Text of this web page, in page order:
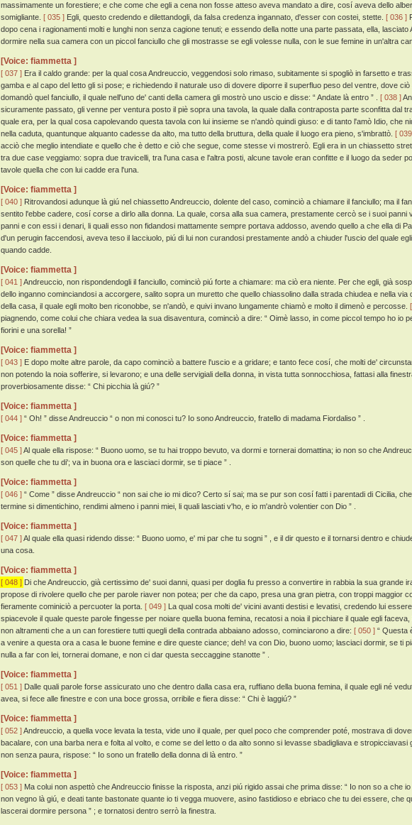
massimamente un forestiere; e che come che egli a cena non fosse atteso aveva mandato a dire, cosí aveva dello
somigliante. [ 035 ] Egli, questo credendo e dilettandogli, da falsa credenza ingannato, d'esser con costei, stette. [ 036 ]
dopo cena i ragionamenti molti e lunghi non senza cagione tenuti; e essendo della notte una parte passata, ella, lasciato
dormire nella sua camera con un piccol fanciullo che gli mostrasse se egli volesse nulla, con le sue femine in un'altra
[Voice: fiammetta ]
[ 037 ] Era il caldo grande: per la qual cosa Andreuccio, veggendosi solo rimaso, subitamente si spogliò in farsetto e
gamba e al capo del letto gli si pose; e richiedendo il naturale uso di dovere diporre il superfluo peso del ventre, dove
domandò quel fanciullo, il quale nell'uno de' canti della camera gli mostrò uno uscio e disse: “ Andate là entro ” . [ 038 ]
sicuramente passato, gli venne per ventura posto il piè sopra una tavola, la quale dalla contraposta parte sconfitta dal
quale era, per la qual cosa capolevando questa tavola con lui insieme se n'andò quindi giuso: e di tanto l'amò Idio, che
nella caduta, quantunque alquanto cadesse da alto, ma tutto della bruttura, della quale il luogo era pieno, s'imbrattò. [
acciò che meglio intendiate e quello che è detto e ciò che segue, come stesse vi mostrerò. Egli era in un chiassetto
tra due case veggiamo: sopra due travicelli, tra l'una casa e l'altra posti, alcune tavole eran confitte e il luogo da seder
tavole quella che con lui cadde era l'una.
[Voice: fiammetta ]
[ 040 ] Ritrovandosi adunque là giú nel chiassetto Andreuccio, dolente del caso, cominciò a chiamare il fanciullo; ma il
sentito l'ebbe cadere, cosí corse a dirlo alla donna. La quale, corsa alla sua camera, prestamente cercò se i suoi panni
panni e con essi i denari, li quali esso non fidandosi mattamente sempre portava addosso, avendo quello a che ella di
d'un perugin faccendosi, aveva teso il lacciuolo, piú di lui non curandosi prestamente andò a chiuder l'uscio del quale
quando cadde.
[Voice: fiammetta ]
[ 041 ]Andreuccio, non rispondendogli il fanciullo, cominciò piú forte a chiamare: ma ciò era niente. Per che egli, già
dello inganno cominciandosi a accorgere, salito sopra un muretto che quello chiassolino dalla strada chiudea e nella via
della casa, il quale egli molto ben riconobbe, se n'andò, e quivi invano lungamente chiamò e molto il dimenò e percosse.
piagnendo, come colui che chiara vedea la sua disaventura, cominciò a dire: “ Oimè lasso, in come piccol tempo ho io
fiorini e una sorella! ”
[Voice: fiammetta ]
[ 043 ] E dopo molte altre parole, da capo cominciò a battere l'uscio e a gridare; e tanto fece cosí, che molti de'
non potendo la noia sofferire, si levarono; e una delle servigiali della donna, in vista tutta sonnocchiosa, fattasi alla
proverbiosamente disse: “ Chi picchia là giú? ”
[Voice: fiammetta ]
[ 044 ] “ Oh! ” disse Andreuccio “ o non mi conosci tu? Io sono Andreuccio, fratello di madama Fiordaliso ” .
[Voice: fiammetta ]
[ 045 ]Al quale ella rispose: “ Buono uomo, se tu hai troppo bevuto, va dormi e tornerai domattina; io non so che
son quelle che tu di'; va in buona ora e lasciaci dormir, se ti piace ” .
[Voice: fiammetta ]
[ 046 ] “ Come ” disse Andreuccio “ non sai che io mi dico? Certo sí sai; ma se pur son cosí fatti i parentadi di Cicilia,
termine si dimentichino, rendimi almeno i panni miei, li quali lasciati v'ho, e io m'andrò volentier con Dio ” .
[Voice: fiammetta ]
[ 047 ]Al quale ella quasi ridendo disse: “ Buono uomo, e' mi par che tu sogni ” , e il dir questo e il tornarsi dentro e
una cosa.
[Voice: fiammetta ]
[ 048 ] Di che Andreuccio, già certissimo de' suoi danni, quasi per doglia fu presso a convertire in rabbia la sua grande
propose di rivolere quello che per parole riaver non potea; per che da capo, presa una gran pietra, con troppi maggior
fieramente cominiciò a percuoter la porta. [ 049 ] La qual cosa molti de' vicini avanti destisi e levatisi, credendo lui
spiacevole il quale queste parole fingesse per noiare quella buona femina, recatosi a noia il picchiare il quale egli faceva,
non altramenti che a un can forestiere tutti quegli della contrada abbaiano adosso, cominciarono a dire: [ 050 ] “ Questa
a venire a questa ora a casa le buone femine e dire queste ciance; deh! va con Dio, buono uomo; lasciaci dormir, se ti
nulla a far con lei, tornerai domane, e non ci dar questa seccaggine stanotte ” .
[Voice: fiammetta ]
[ 051 ] Dalle quali parole forse assicurato uno che dentro dalla casa era, ruffiano della buona femina, il quale egli né
avea, si fece alle finestre e con una boce grossa, orribile e fiera disse: “ Chi è laggiú? ”
[Voice: fiammetta ]
[ 052 ]Andreuccio, a quella voce levata la testa, vide uno il quale, per quel poco che comprender poté, mostrava di
bacalare, con una barba nera e folta al volto, e come se del letto o da alto sonno si levasse sbadigliava e stropicciavasi
non senza paura, rispose: “ Io sono un fratello della donna di là entro. ”
[Voice: fiammetta ]
[ 053 ] Ma colui non aspettò che Andreuccio finisse la risposta, anzi piú rigido assai che prima disse: “ Io non so a che
non vegno là giú, e deati tante bastonate quante io ti vegga muovere, asino fastidioso e ebriaco che tu dei essere, che
lascerai dormire persona ” ; e tornatosi dentro serrò la finestra.